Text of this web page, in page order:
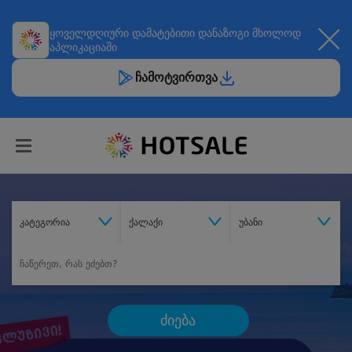
ყოველდღიური დამატებითი დანაზოგი მხოლოდ
აპლიკაციაში
ჩამოტვირთვა
კატეგორია ქალაქი უბანი
ძიება